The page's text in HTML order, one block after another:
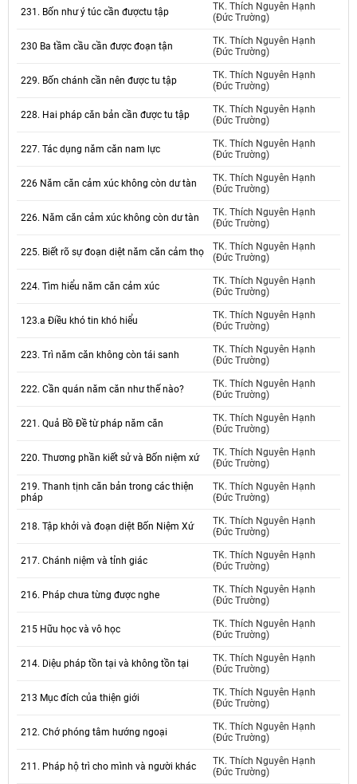
231. Bốn như ý túc cần đượctu tập
TK. Thích Nguyên Hạnh
(Đức Trường)
230 Ba tầm cầu cần được đoạn tận
TK. Thích Nguyên Hạnh
(Đức Trường)
229. Bốn chánh cần nên được tu tập
TK. Thích Nguyên Hạnh
(Đức Trường)
228. Hai pháp căn bản cần được tu tập
TK. Thích Nguyên Hạnh
(Đức Trường)
227. Tác dụng năm căn nam lực
TK. Thích Nguyên Hạnh
(Đức Trường)
226 Năm căn cảm xúc không còn dư tàn
TK. Thích Nguyên Hạnh
(Đức Trường)
226. Năm căn cảm xúc không còn dư tàn
TK. Thích Nguyên Hạnh
(Đức Trường)
225. Biết rõ sự đoạn diệt năm căn cảm thọ
TK. Thích Nguyên Hạnh
(Đức Trường)
224. Tìm hiểu năm căn cảm xúc
TK. Thích Nguyên Hạnh
(Đức Trường)
123.a Điều khó tin khó hiểu
TK. Thích Nguyên Hạnh
(Đức Trường)
223. Trì năm căn không còn tái sanh
TK. Thích Nguyên Hạnh
(Đức Trường)
222. Cần quán năm căn như thế nào?
TK. Thích Nguyên Hạnh
(Đức Trường)
221. Quả Bồ Đề từ pháp năm căn
TK. Thích Nguyên Hạnh
(Đức Trường)
220. Thương phần kiết sử và Bốn niệm xứ
TK. Thích Nguyên Hạnh
(Đức Trường)
219. Thanh tịnh căn bản trong các thiện
pháp
TK. Thích Nguyên Hạnh
(Đức Trường)
218. Tập khởi và đoạn diệt Bốn Niệm Xứ
TK. Thích Nguyên Hạnh
(Đức Trường)
217. Chánh niệm và tỉnh giác
TK. Thích Nguyên Hạnh
(Đức Trường)
216. Pháp chưa từng được nghe
TK. Thích Nguyên Hạnh
(Đức Trường)
215 Hữu học và vô học
TK. Thích Nguyên Hạnh
(Đức Trường)
214. Diệu pháp tồn tại và không tồn tại
TK. Thích Nguyên Hạnh
(Đức Trường)
213 Mục đích của thiện giới
TK. Thích Nguyên Hạnh
(Đức Trường)
212. Chớ phóng tâm hướng ngoại
TK. Thích Nguyên Hạnh
(Đức Trường)
211. Pháp hộ trì cho mình và người khác
TK. Thích Nguyên Hạnh
(Đức Trường)